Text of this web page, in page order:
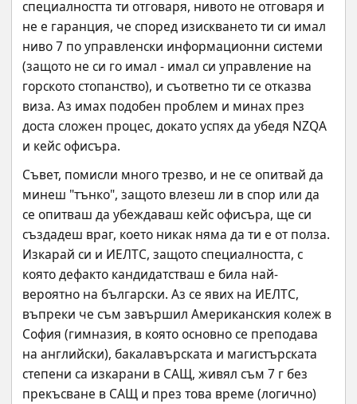
специалността ти отговаря, нивото не отговаря и
не е гаранция, че според изискването ти си имал
ниво 7 по управленски информационни системи
(защото не си го имал - имал си управление на
горското стопанство), и съответно ти се отказва
виза. Аз имах подобен проблем и минах през
доста сложен процес, докато успях да убедя NZQA
и кейс офисъра.
Съвет, помисли много трезво, и не се опитвай да
минеш "тънко", защото влезеш ли в спор или да
се опитваш да убеждаваш кейс офисъра, ще си
създадеш враг, което никак няма да ти е от полза.
Изкарай си и ИЕЛТС, защото специалността, с
която дефакто кандидатстваш е била най-
вероятно на български. Аз се явих на ИЕЛТС,
въпреки че съм завършил Американския колеж в
София (гимназия, в която основно се преподава
на английски), бакалавърската и магистърската
степени са изкарани в САЩ, живял съм 7 г без
прекъсване в САЩ и през това време (логично)